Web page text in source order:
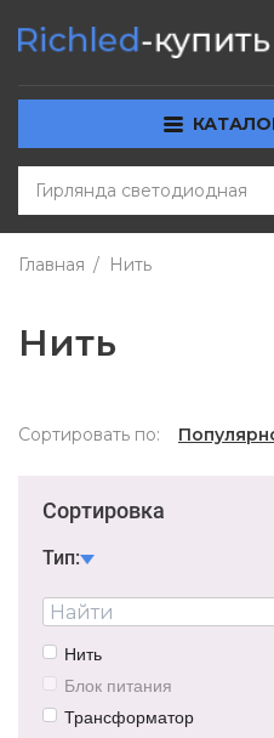
Главная Нить
Нить
Сортировать по:
Сортировка
Тип:
Нить
Блок питания
Трансформатор